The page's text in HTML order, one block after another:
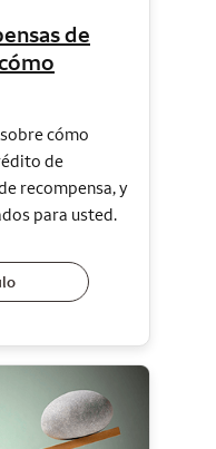
de
cómo
de
recompensa, y
para usted.